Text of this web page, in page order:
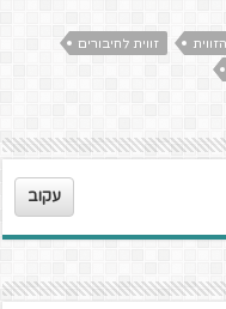
הזווית
זווית לחיבורים
עקוב